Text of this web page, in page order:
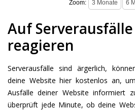
Zoom:
Auf
reagieren
Serverausfälle sind ärgerlich,
deine Website hier kostenlos an,
Ausfälle deiner Website informiert
überprüft jede Minute, ob deine